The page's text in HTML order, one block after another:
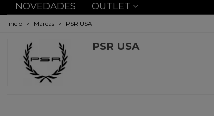
NOVEDADES
OUTLET
Inicio > Marcas > PSR USA
PSR USA